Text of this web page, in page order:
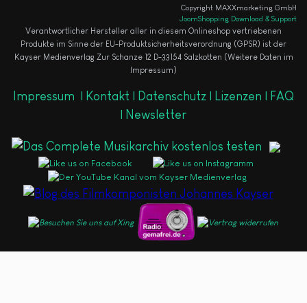
Copyright MAXXmarketing GmbH
JoomShopping Download & Support
Verantwortlicher Hersteller aller in diesem Onlineshop vertriebenen
Produkte im Sinne der EU-Produktsicherheitsverordnung (GPSR) ist der
Kayser Medienverlag Zur Schanze 12 D-33154 Salzkotten (Weitere Daten im
Impressum)
Impressum Kontakt | Datenschutz | Lizenzen |
FAQ
Newsletter